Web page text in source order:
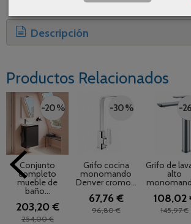
Descripción
Productos Relacionados
-20 %
Conjunto
completo
mueble de
baño...
203,20 €
254,00 €
-30 %
Grifo cocina
monomando
Denver cromo...
67,76 €
96,80 €
-
Grifo de
alto
108,02
145,97 €